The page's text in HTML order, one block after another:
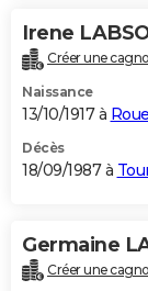
Irene
Créer une
Naissance
13/10/1917 à
Décès
18/09/1987 à
Germaine
Créer une